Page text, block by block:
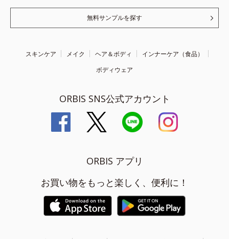
無料サンプルを探す
スキンケア メイク ヘア＆ボディ
インナーケア（食品）
ボディウェア
ORBIS SNS公式アカウント
ORBIS アプリ
お買い物をもっと楽しく、便利に！